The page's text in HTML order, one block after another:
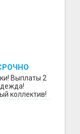
Выплаты 2
коллектив!